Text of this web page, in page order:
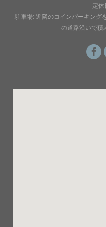
定
駐車場: 近隣のコインパーキング
の道路沿いで積